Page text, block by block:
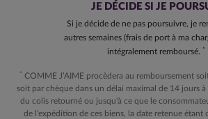
JE DÉCIDE SI JE
Si je décide de ne pas poursuivre, je
autres semaines (frais de port à ma
intégralement remboursé. *
* COMME J’AIME procèdera au remboursement
soit par chèque dans un délai maximal de 14 jours
du colis retourné ou jusqu'à ce que le
de l'expédition de ces biens, la date retenue étant